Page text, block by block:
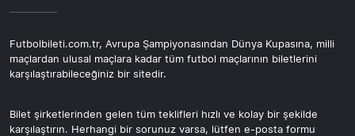
Futbolbileti.com.tr, Avrupa Şampiyonasından Dünya Kupasına, milli
maçlardan ulusal maçlara kadar tüm futbol maçlarının biletlerini
karşılaştırabileceğiniz bir sitedir.
Bilet şirketlerinden gelen tüm teklifleri hızlı ve kolay bir şekilde
karşılaştırın. Herhangi bir sorunuz varsa, lütfen e-posta formu